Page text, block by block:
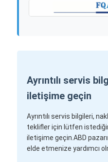
Ayrıntılı servis
iletişime geçin
Ayrıntılı servis bilgileri,
teklifler için lütfen
iletişime geçin.ABD
elde etmenize yardımcı